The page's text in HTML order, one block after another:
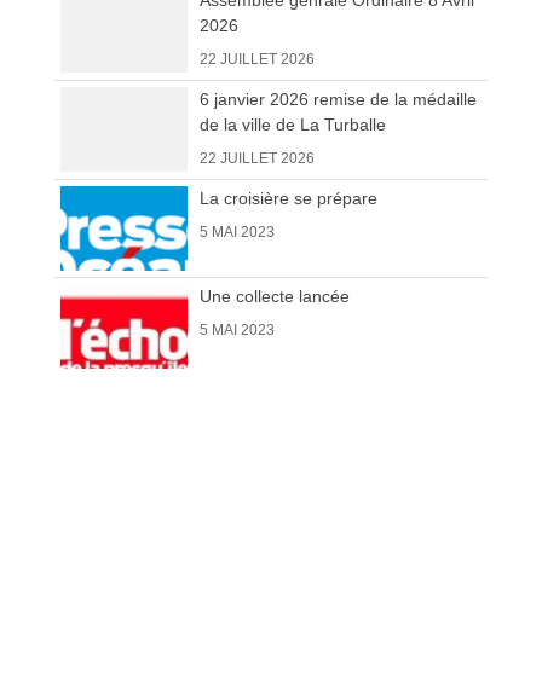
22 JUILLET 2026
de la ville de La Turballe
22 JUILLET 2026
5 MAI 2023
Une collecte lancée
5 MAI 2023
Vide grenier 2 août 2026